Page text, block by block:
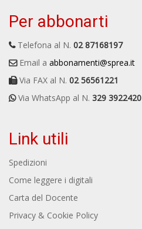
Per abbonarti
Telefona al N. 02 87168197
Email a abbonamenti@sprea.it
Via FAX al N. 02 56561221
Via WhatsApp al N. 329 3922420
Link utili
Spedizioni
Come leggere i digitali
Carta del Docente
Privacy & Cookie Policy